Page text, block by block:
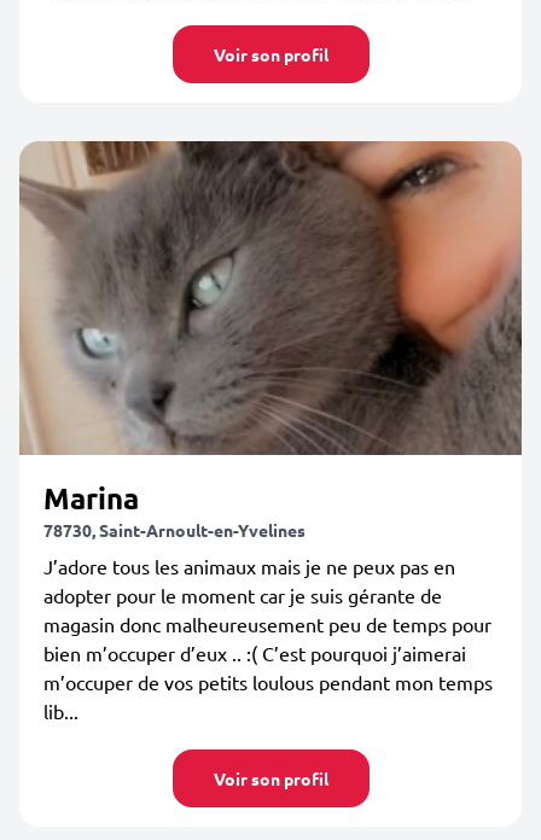
Voir son profil
Marina
78730, Saint-Arnoult-en-Yvelines
J’adore tous les animaux mais je ne peux pas en
adopter pour le moment car je suis gérante de
magasin donc malheureusement peu de temps pour
bien m’occuper d’eux .. :( C’est pourquoi j’aimerai
m’occuper de vos petits loulous pendant mon temps
lib...
Voir son profil